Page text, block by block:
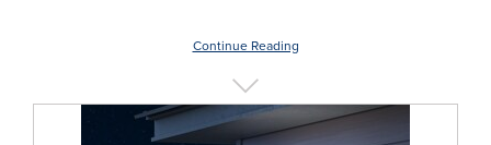
Continue Reading